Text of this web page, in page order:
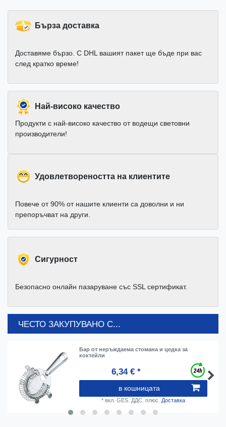
Бърза доставка
Доставяме бързо. С DHL вашият пакет ще бъде при вас
след кратко време!
Най-високо качество
Продукти с най-високо качество от водещи световни
производители!
Удовлетвореността на клиентите
Повече от 90% от нашите клиенти са доволни и ни
препоръчват на други.
Cигурност
Безопасно онлайн пазаруване със SSL сертификат.
ЧЕСТО ЗАКУПУВАНО С...
Бар от неръждаема стомана и цедка за
коктейли
6,34 € *
в кошницата
* вкл. GES. ДДС. плюс. Доставка